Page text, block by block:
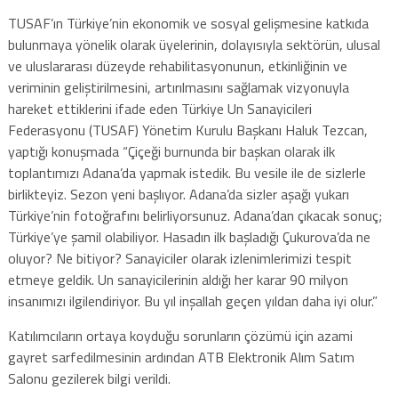
TUSAF’ın Türkiye’nin ekonomik ve sosyal gelişmesine katkıda
bulunmaya yönelik olarak üyelerinin, dolayısıyla sektörün, ulusal
ve uluslararası düzeyde rehabilitasyonunun, etkinliğinin ve
veriminin geliştirilmesini, artırılmasını sağlamak vizyonuyla
hareket ettiklerini ifade eden Türkiye Un Sanayicileri
Federasyonu (TUSAF) Yönetim Kurulu Başkanı Haluk Tezcan,
yaptığı konuşmada “Çiçeği burnunda bir başkan olarak ilk
toplantımızı Adana’da yapmak istedik. Bu vesile ile de sizlerle
birlikteyiz. Sezon yeni başlıyor. Adana’da sizler aşağı yukarı
Türkiye’nin fotoğrafını belirliyorsunuz. Adana’dan çıkacak sonuç;
Türkiye’ye şamil olabiliyor. Hasadın ilk başladığı Çukurova’da ne
oluyor? Ne bitiyor? Sanayiciler olarak izlenimlerimizi tespit
etmeye geldik. Un sanayicilerinin aldığı her karar 90 milyon
insanımızı ilgilendiriyor. Bu yıl inşallah geçen yıldan daha iyi olur.”
Katılımcıların ortaya koyduğu sorunların çözümü için azami
gayret sarfedilmesinin ardından ATB Elektronik Alım Satım
Salonu gezilerek bilgi verildi.